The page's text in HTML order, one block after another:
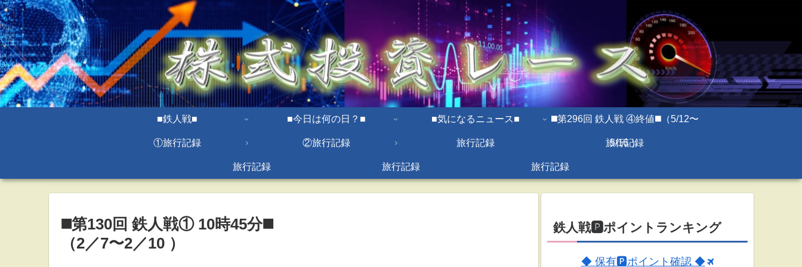
■鉄人戦■ ■今日は何の日？■ ■気になるニュース■ ◼️第296回 鉄人戦 ④終値◼️（5/12〜
5/16 ）
①旅行記録 ②旅行記録 旅行記録 旅行記録
旅行記録 旅行記録 旅行記録
◼️第130回 鉄人戦① 10時45分◼️
（2／7〜2／10 ）
鉄人戦🅿ポイントランキング
◆ 保有🅿ポイント確認 ◆